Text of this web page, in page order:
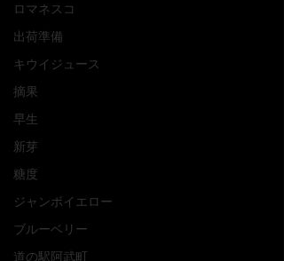
ロマネスコ
出荷準備
キウイジュース
摘果
早生
新芽
糖度
ジャンボイエロー
ブルーベリー
道の駅阿武町